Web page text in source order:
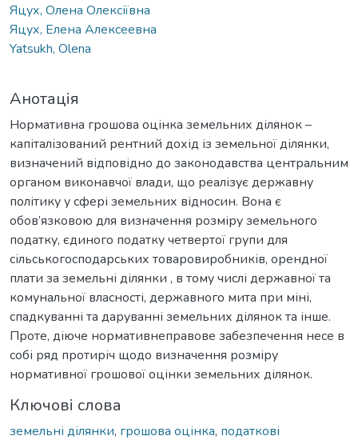
Яцух, Олена Олексіївна
Яцух, Елена Алексеевна
Yatsukh, Olena
Анотація
Нормативна грошова оцінка земельних ділянок –
капіталізований рентний дохід із земельної ділянки,
визначений відповідно до законодавства центральним
органом виконавчої влади, що реалізує державну
політику у сфері земельних відносин. Вона є
обов’язковою для визначення розміру земельного
податку, єдиного податку четвертої групи для
сільськогосподарських товаровиробників, орендної
плати за земельні ділянки , в тому числі державної та
комунальної власності, державного мита при міні,
спадкуванні та даруванні земельних ділянок та інше.
Проте, діюче нормативнеправове забезпечення несе в
собі ряд протиріч щодо визначення розміру
нормативної грошової оцінки земельних ділянок.
Ключові слова
земельні ділянки, грошова оцінка, податкові